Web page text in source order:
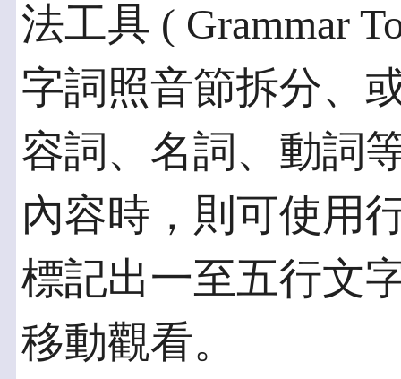
法工具 ( Grammar
字詞照音節拆分、
容詞、名詞、動詞
內容時，則可使用
標記出一至五行文
移動觀看。